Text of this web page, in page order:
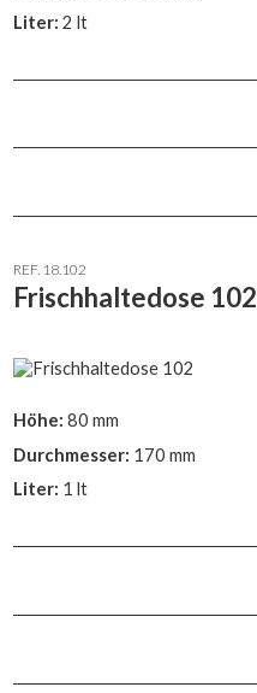
Liter: 2 lt
REF. 18.102
Frischhaltedose 102
Höhe: 80 mm
Durchmesser: 170 mm
Liter: 1 lt